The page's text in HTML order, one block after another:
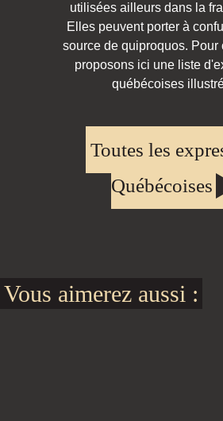
utilisées ailleurs dans la
Elles peuvent porter à
source de quiproquos. Pour
proposons ici une liste
québécoises
Toutes les
Québécoises
Vous aimerez aussi :